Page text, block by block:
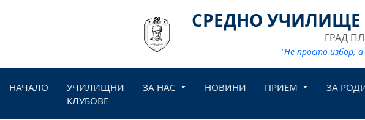
СРЕДНО
ГРАД
"Не просто избор,
НАЧАЛО
УЧИЛИЩНИ
КЛУБОВЕ
ЗА НАС НОВИНИ ПРИЕМ ЗА